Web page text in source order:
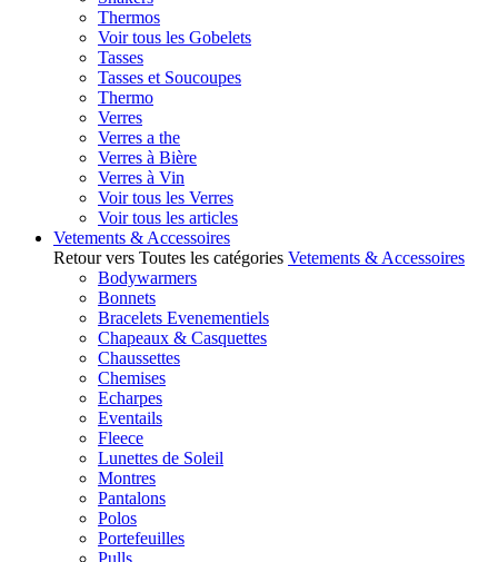
Thermos
Voir tous les Gobelets
Tasses
Tasses et Soucoupes
Thermo
Verres
Verres a the
Verres à Bière
Verres à Vin
Voir tous les Verres
Voir tous les articles
Vetements & Accessoires
Retour vers Toutes les catégories Vetements & Accessoires
Bodywarmers
Bonnets
Bracelets Evenementiels
Chapeaux & Casquettes
Chaussettes
Chemises
Echarpes
Eventails
Fleece
Lunettes de Soleil
Montres
Pantalons
Polos
Portefeuilles
Pulls